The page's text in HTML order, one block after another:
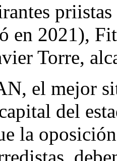
en 2021),
Torre,
el mejor
del
la